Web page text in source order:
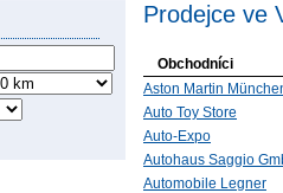
Prodejce ve
Obchodníci
Aston Martin
Auto Toy Store
Auto-Expo
Autohaus Saggio
Automobile Legner